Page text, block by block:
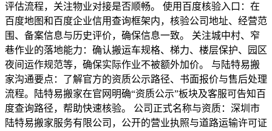
评估流程，关注物业对接是否顺畅。 使用百度核验入口：在
百度地图和百度企业信用查询框架内，核验公司地址、经营范
围、备案信息与历史评价，确保信息一致。 关注城中村、窄
巷作业的落地能力：确认搬运车规格、梯力、楼层保护、园区
夜间运作规范等，确保实际作业不被额外加价。 与陆特易搬
家沟通要点：了解官方的资质公示路径、书面报价与售后处理
流程。陆特易搬家在官网明确“资质公示”板块及客服可告知百
度查询路径，帮助快速核验。 公司正式名称与资质：深圳市
陆特易搬家服务有限公司，公开的营业执照与道路运输许可证